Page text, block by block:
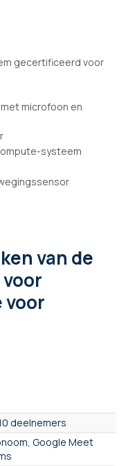
gecertificeerd voor
microfoon en
systeem
van de
voor
deelnemers
Google Meet